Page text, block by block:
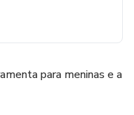
para meninas e a